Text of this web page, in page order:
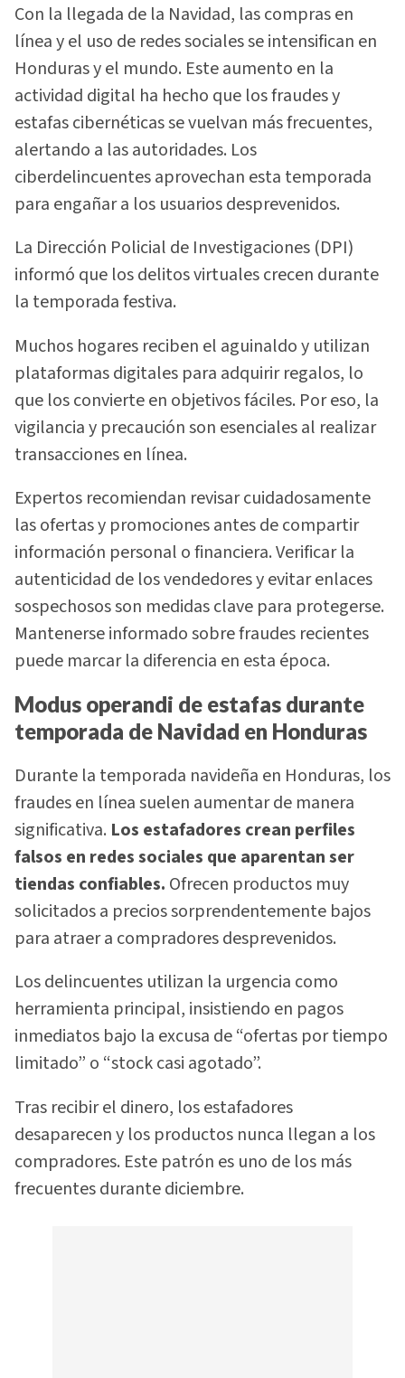
Con la llegada de la Navidad, las compras en
línea y el uso de redes sociales se intensifican en
Honduras y el mundo. Este aumento en la
actividad digital ha hecho que los fraudes y
estafas cibernéticas se vuelvan más frecuentes,
alertando a las autoridades. Los
ciberdelincuentes aprovechan esta temporada
para engañar a los usuarios desprevenidos.
La Dirección Policial de Investigaciones (DPI)
informó que los delitos virtuales crecen durante
la temporada festiva.
Muchos hogares reciben el aguinaldo y utilizan
plataformas digitales para adquirir regalos, lo
que los convierte en objetivos fáciles. Por eso, la
vigilancia y precaución son esenciales al realizar
transacciones en línea.
Expertos recomiendan revisar cuidadosamente
las ofertas y promociones antes de compartir
información personal o financiera. Verificar la
autenticidad de los vendedores y evitar enlaces
sospechosos son medidas clave para protegerse.
Mantenerse informado sobre fraudes recientes
puede marcar la diferencia en esta época.
Modus operandi de estafas durante
temporada de Navidad en Honduras
Durante la temporada navideña en Honduras, los
fraudes en línea suelen aumentar de manera
significativa. Los estafadores crean perfiles
falsos en redes sociales que aparentan ser
tiendas confiables. Ofrecen productos muy
solicitados a precios sorprendentemente bajos
para atraer a compradores desprevenidos.
Los delincuentes utilizan la urgencia como
herramienta principal, insistiendo en pagos
inmediatos bajo la excusa de “ofertas por tiempo
limitado” o “stock casi agotado”.
Tras recibir el dinero, los estafadores
desaparecen y los productos nunca llegan a los
compradores. Este patrón es uno de los más
frecuentes durante diciembre.